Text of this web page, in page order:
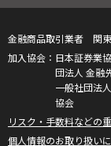
金融商品取引業者 関
日本証券業
団法人 金融
一般社団法
協会
リスク・手数料などの
個人情報のお取り扱い